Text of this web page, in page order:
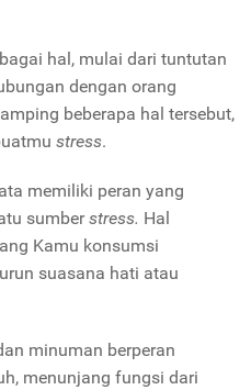
hal, mulai dari tuntutan
dengan orang
beberapa hal tersebut,
stress.
memiliki peran yang
sumberstress. Hal
Kamu konsumsi
suasana hati atau
minuman berperan
menunjang fungsi dari